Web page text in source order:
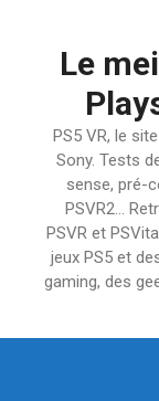
Le
PS5 VR, le
Sony. Tests
sense, pré-
PSVR2…
PSVR et
jeux PS5 et
gaming, des